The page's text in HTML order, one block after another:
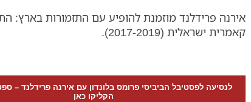
אירנה פרידלנד מוזמנת להופיע עם התזמורות בארץ:
קאמרית ישראלית (2017-2019).
הקליקו כאן